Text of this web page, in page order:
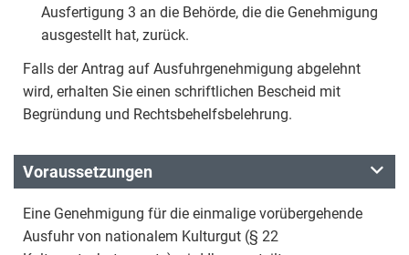
Ausfertigung 3 an die Behörde, die die Genehmigung
ausgestellt hat, zurück.
Falls der Antrag auf Ausfuhrgenehmigung abgelehnt
wird, erhalten Sie einen schriftlichen Bescheid mit
Begründung und Rechtsbehelfsbelehrung.
Voraussetzungen
Eine Genehmigung für die einmalige vorübergehende
Ausfuhr von nationalem Kulturgut (§ 22